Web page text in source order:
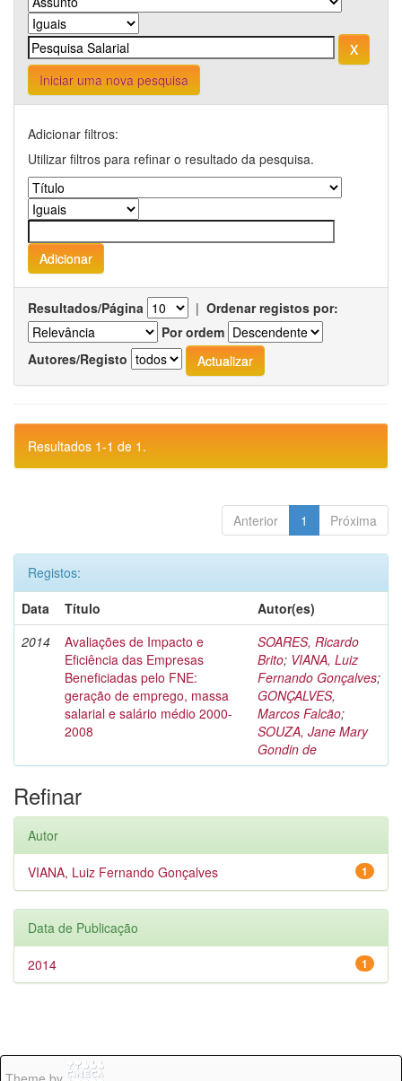
Iniciar uma nova pesquisa
Adicionar filtros:
Utilizar filtros para refinar o resultado da pesquisa.
Resultados/Página | Ordenar registos por:
Por ordem
Autores/Registo
Resultados 1-1 de 1.
Anterior 1 Próxima
Registos:
Data
Título
Autor(es)
2014
Avaliações de Impacto e
Eficiência das Empresas
Beneficiadas pelo FNE:
geração de emprego, massa
salarial e salário médio 2000-
2008
SOARES, Ricardo
Brito; VIANA, Luiz
Fernando Gonçalves;
GONÇALVES,
Marcos Falcão;
SOUZA, Jane Mary
Gondin de
Refinar
Autor
1
VIANA, Luiz Fernando Gonçalves
Data de Publicação
1
2014